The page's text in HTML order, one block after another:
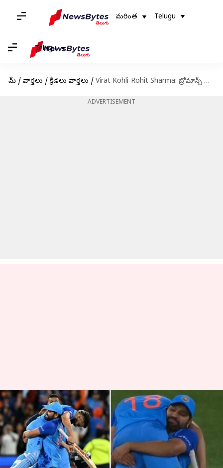
మరింత Telugu
Telugu
హోమ్ / వార్తలు / క్రీడలు వార్తలు / Virat Kohli-Rohit Sharma: బ్రోమాన్స్ దృష్టి ఆకర్షించిన విరాట్ కోహ్లీ-రోహిత్ శర్మ
ADVERTISEMENT
Virat Kohli-Rohit Sharma:
బ్రోమాన్స్ దృష్టి ఆకర్షించిన విరాట్ కోహ్లీ-
రోహిత్ శర్మ
వ్రాసిన వారు Jayachandra Akuri Oct 25, 2023 09:55 am